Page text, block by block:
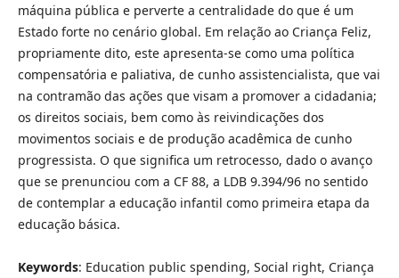
máquina pública e perverte a centralidade do que é um
Estado forte no cenário global. Em relação ao Criança Feliz,
propriamente dito, este apresenta-se como uma política
compensatória e paliativa, de cunho assistencialista, que vai
na contramão das ações que visam a promover a cidadania;
os direitos sociais, bem como às reivindicações dos
movimentos sociais e de produção acadêmica de cunho
progressista. O que significa um retrocesso, dado o avanço
que se prenunciou com a CF 88, a LDB 9.394/96 no sentido
de contemplar a educação infantil como primeira etapa da
educação básica.
Keywords: Education public spending, Social right, Criança